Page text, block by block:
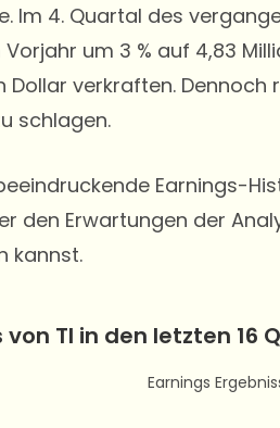
Im 4. Quartal des
um 3 % auf 4,83
Dollar verkraften.
schlagen.
Earnings-
den Erwartungen der
kannst.
TI in den letzten 16